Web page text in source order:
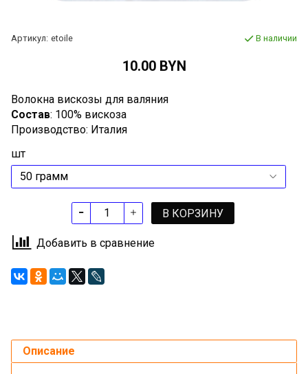
Артикул: etoile В наличии
10.00 BYN
Волокна вискозы для валяния
Состав: 100% вискоза
Производство: Италия
шт
В КОРЗИНУ
Добавить в сравнение
Описание